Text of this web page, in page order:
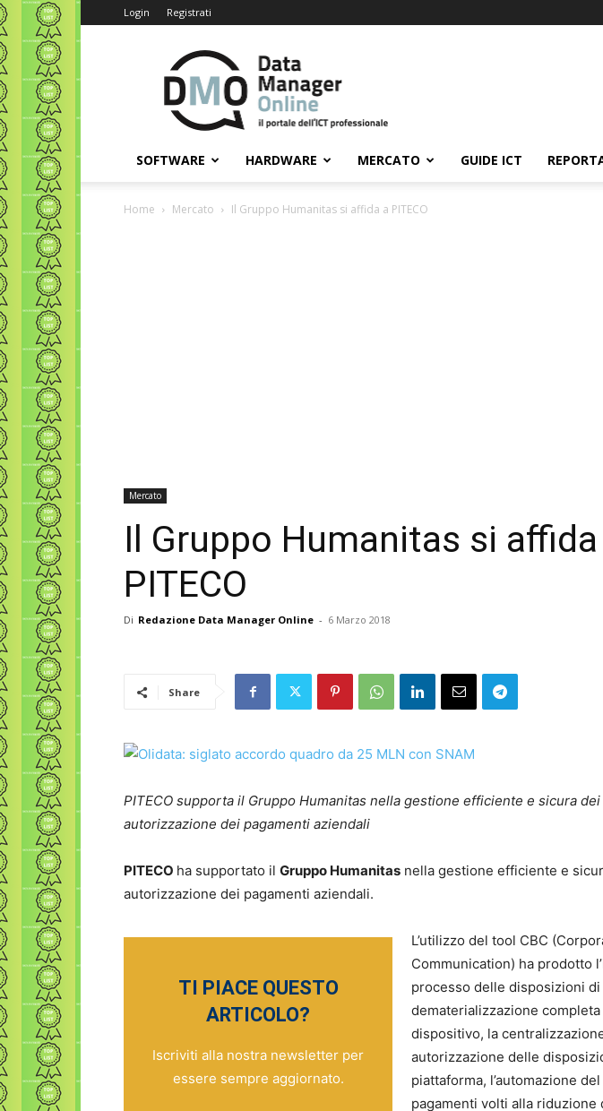
Login Registrati
Data
Manager
Online
SOFTWARE HARDWARE MERCATO GUIDE ICT
Home Mercato Il Gruppo Humanitas si affida a PITECO
Mercato
Il Gruppo Humanitas si affida
PITECO
Di Redazione Data Manager Online - 6 Marzo 2018
Share
PITECO supporta il Gruppo Humanitas nella gestione efficiente e sicura
autorizzazione dei pagamenti aziendali
PITECO ha supportato il Gruppo Humanitas nella gestione efficiente e
autorizzazione dei pagamenti aziendali.
TI PIACE QUESTO
ARTICOLO?
Iscriviti alla nostra newsletter per
essere sempre aggiornato.
L’utilizzo del tool CBC
Communication) ha prodotto
processo delle disposizioni di
dematerializzazione
dispositivo, la
autorizzazione delle
piattaforma, l’automazione
pagamenti volti alla